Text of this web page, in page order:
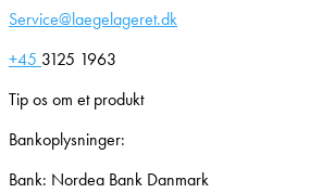
Service@laegelageret.dk
+45 3125 1963
Tip os om et produkt
Bankoplysninger:
Bank: Nordea Bank Danmark